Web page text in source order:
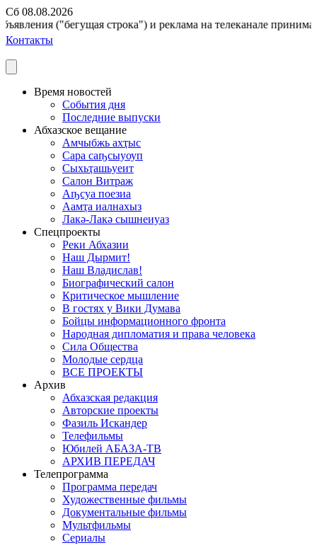
Сб 08.08.2026
("бегущая строка") и реклама на телеканале
Контакты
Время новостей
События дня
Последние выпуски
Абхазское вещание
Амчыбжь ахҭыс
Сара саҧсыуоуп
Сыхьҭашьуеит
Салон Витраж
Аҧсуа поезиа
Аамҭа иалнахыз
Лакә-Лакә сышнеиуаз
Спецпроекты
Реки Абхазии
Наш Дырмит!
Наш Владислав!
Биографический салон
Критическое мышление
В гостях у Вики Думава
Бойцы информационного фронта
Народная дипломатия и права человека
Сила Общества
Молодые сердца
ВСЕ ПРОЕКТЫ
Архив
Абхазская редакция
Авторские проекты
Фазиль Искандер
Телефильмы
Юбилей АБАЗА-ТВ
АРХИВ ПЕРЕДАЧ
Телепрограмма
Программа передач
Художественные фильмы
Документальные фильмы
Мультфильмы
Сериалы